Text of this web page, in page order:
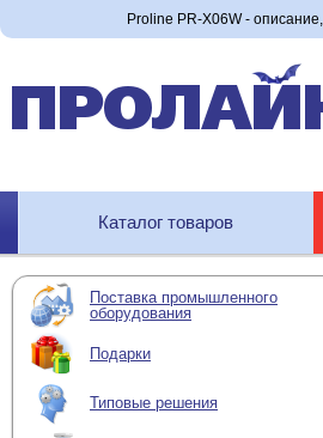
Proline PR-X06W -
Каталог товаров
Поставка промышленного
оборудования
Подарки
Типовые решения